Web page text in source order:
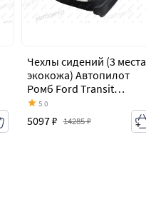
Чехлы сидений (3 места
экокожа) Автопилот
Ромб Ford Transit
цельнометаллический
фургон (2006-2014)
5.0
5097 ₽ 14285 ₽